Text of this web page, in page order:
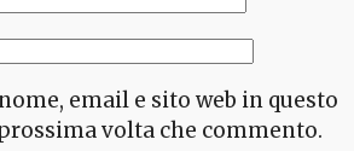
email e sito web in questo
volta che commento.